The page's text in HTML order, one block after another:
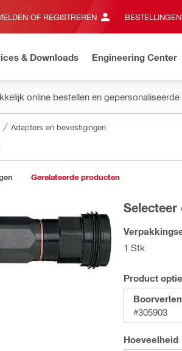
OF REGISTREREN BESTELLINGEN
& Downloads Engineering Center
online bestellen en
Adapters en bevestigingen
Gerelateerde producten
Selecteer
1 Stk
Product
#305903
Hoeveelheid